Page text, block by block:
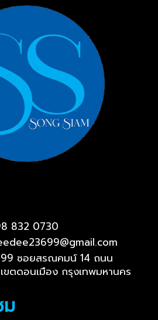
832 0730
ซอยสรณคมน์ 14 ถนน
ตดอนเมือง กรุงเทพมหานคร
ม